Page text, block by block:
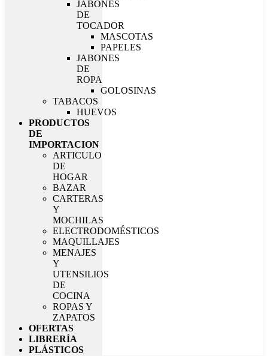
JABONES
DE
TOCADOR
MASCOTAS
PAPELES
JABONES
DE
ROPA
GOLOSINAS
TABACOS
HUEVOS
PRODUCTOS
DE
IMPORTACION
ARTICULO
DE
HOGAR
BAZAR
CARTERAS
Y
MOCHILAS
ELECTRODOMÉSTICOS
MAQUILLAJES
MENAJES
Y
UTENSILIOS
DE
COCINA
ROPAS Y
ZAPATOS
OFERTAS
LIBRERÍA
PLÁSTICOS